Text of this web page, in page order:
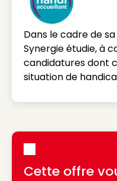
Dans le cadre de
Synergie étudie, à
candidatures dont
situation de
Cette offre